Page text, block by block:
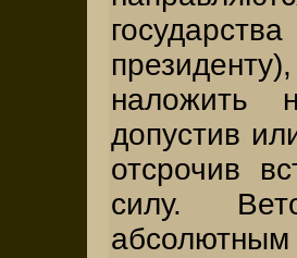
наложить
допустив
отсрочив
силу.